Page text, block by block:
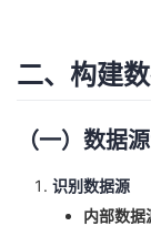
二、构建
（一）数据
识别数据源
内部数据